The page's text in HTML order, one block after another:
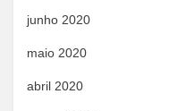
junho 2020
maio 2020
abril 2020